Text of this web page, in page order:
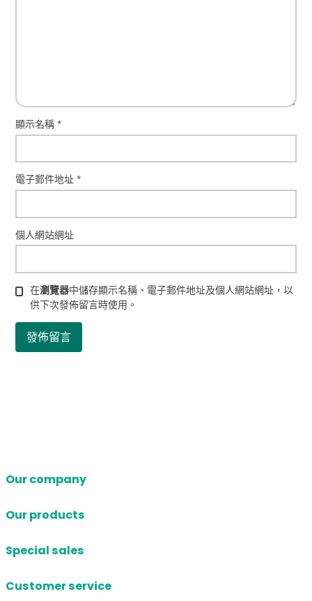
顯示名稱*
電子郵件地址*
個人網站網址
在瀏覽器中儲存顯示名稱、電子郵件地址及個人網站網址，以
供下次發佈留言時使用。
Our company
Our products
Special sales
Customer service